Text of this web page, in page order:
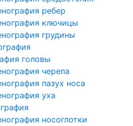
ребер
ключицы
грудины
головы
черепа
пазух носа
уха
носоглотки